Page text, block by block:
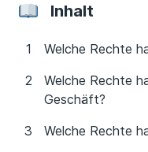
Inhalt
Welche Rechte
Welche Rechte
Geschäft?
Welche Rechte